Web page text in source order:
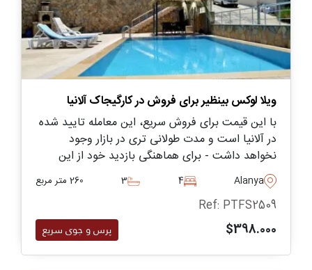
ویلا لوکس بینظیر برای فروش در کارگیجاک آلانیا
با این قیمت برای فروش سریع، این معامله تایید شده
در آلانیا است و مدت طولانی تری در بازار وجود
نخواهد داشت - برای هماهنگی بازدید خود از این
ویلای چهار خوابه جذاب در مجموعه ای محبوب با ما
تماس بگیرید.
Alanya
4
3 260 متر مربع
Ref: PTFS2509
$398.000 پرس و جوی سریع